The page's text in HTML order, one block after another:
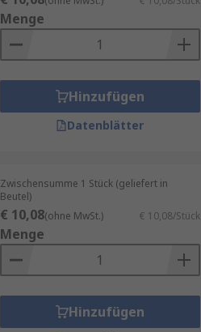
Menge
Hinzufügen
Datenblätter
Zwischensumme 1 Stück (geliefert in
Beutel)
€ 10,08(ohne MwSt.) € 10,08/Stück
Menge
Hinzufügen